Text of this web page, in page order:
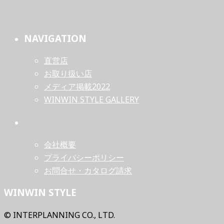
NAVIGATION
直営店
お取り扱い店
メディア掲載2022
WINWIN STYLE GALLERY
会社概要
プライバシーポリシー
お問合せ・カタログ請求
WINWIN STYLE
© INTERPLANNING CO., LTD.